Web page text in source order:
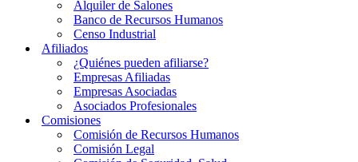
Alquiler de Salones
Banco de Recursos Humanos
Censo Industrial
Afiliados
¿Quiénes pueden afiliarse?
Empresas Afiliadas
Empresas Asociadas
Asociados Profesionales
Comisiones
Comisión de Recursos Humanos
Comisión Legal